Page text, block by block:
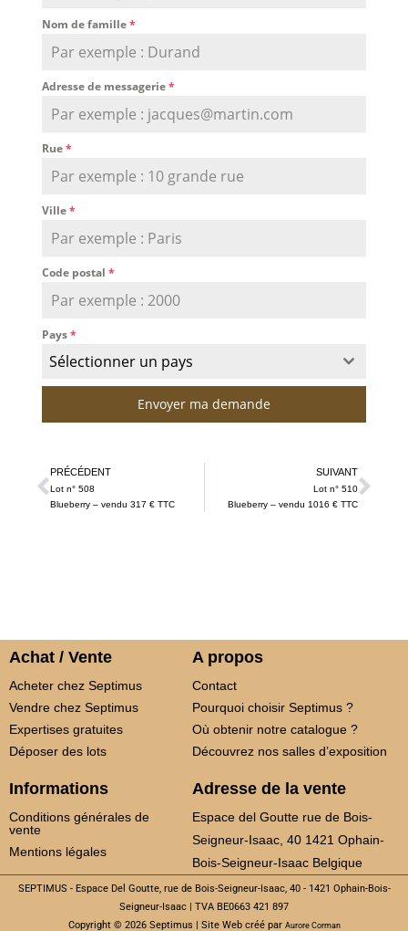
Nom de famille*
Adresse de messagerie*
Rue*
Ville*
Code postal *
Pays*
Sélectionner un pays
Envoyer ma demande
PRÉCÉDENT
Lot n° 508
Blueberry – vendu 317 € TTC
SUIVANT
Lot n° 510
Blueberry – vendu 1016 € TTC
Achat / Vente
Acheter chez Septimus
Vendre chez Septimus
Expertises gratuites
Déposer des lots
A propos
Contact
Pourquoi choisir Septimus ?
Où obtenir notre catalogue ?
Découvrez nos salles d’exposition
Informations
Conditions générales de
vente
Mentions légales
Adresse de la vente
Espace del Goutte rue de Bois-
Seigneur-Isaac, 40 1421 Ophain-
Bois-Seigneur-Isaac Belgique
SEPTIMUS - Espace Del Goutte, rue de Bois-Seigneur-Isaac, 40 - 1421 Ophain-Bois-
Seigneur-Isaac | TVA BE0663 421 897
Copyright © 2026 Septimus | Site Web créé par Aurore Corman